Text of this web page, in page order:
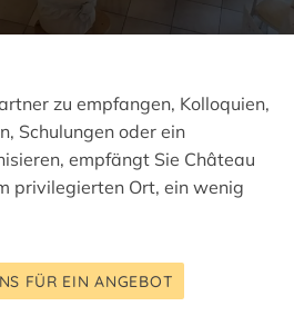
zu empfangen, Kolloquien,
Schulungen oder ein
empfängt Sie Château
privilegierten Ort, ein wenig
FÜR EIN ANGEBOT